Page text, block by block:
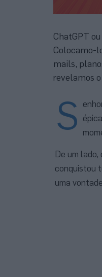
ChatGPT
Colocamo-
mails,
revelamos
S
De um
conquistou
uma